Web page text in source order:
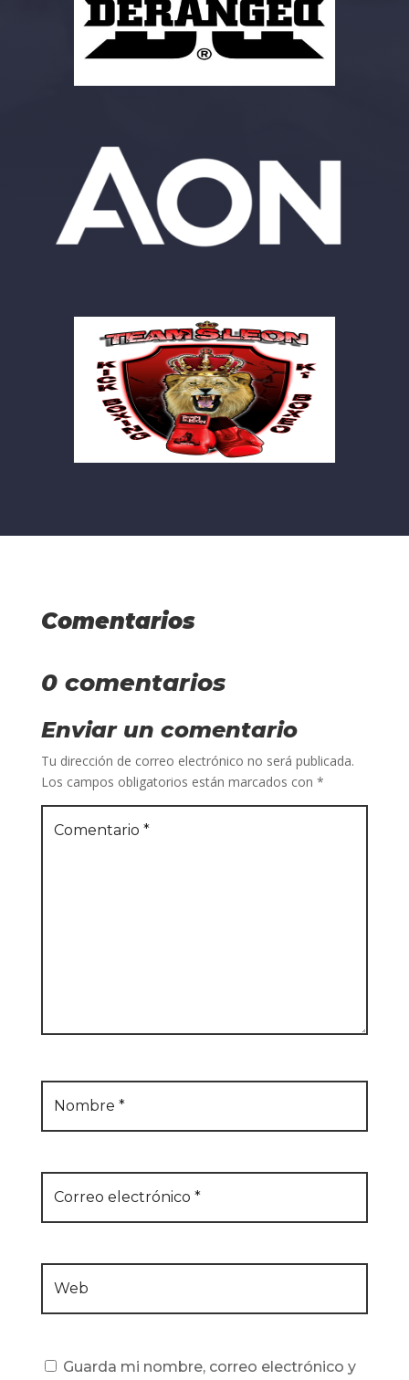
Comentarios
0 comentarios
Enviar un comentario
Tu dirección de correo electrónico no será publicada.
Los campos obligatorios están marcados con *
Guarda mi nombre, correo electrónico y